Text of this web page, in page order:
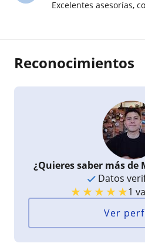
Excelentes asesorías,
Reconocimientos
¿Quieres saber más de
Datos
★★★★★1
Ver